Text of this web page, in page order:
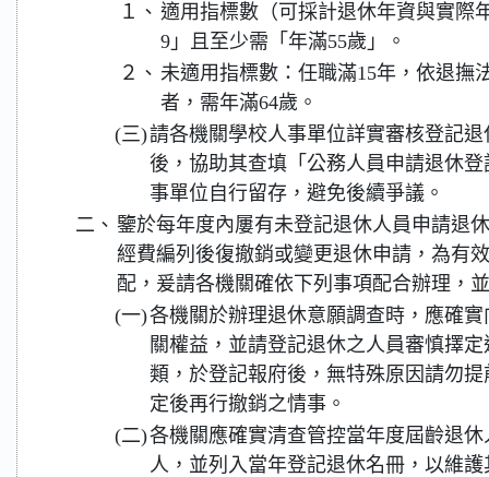
１、 適用指標數（可採計退休年資與實際
9」且至少需「年滿55歲」。
２、 未適用指標數：任職滿15年，依退撫
者，需年滿64歲。
(三)請各機關學校人事單位詳實審核登記
後，協助其查填「公務人員申請退休
事單位自行留存，避免後續爭議。
二、 鑒於每年度內屢有未登記退休人員申請退
經費編列後復撤銷或變更退休申請，為有
配，爰請各機關確依下列事項配合辦理，
(一)各機關於辦理退休意願調查時，應確
關權益，並請登記退休之人員審慎擇
類，於登記報府後，無特殊原因請勿
定後再行撤銷之情事。
(二)各機關應確實清查管控當年度屆齡退
人，並列入當年登記退休名冊，以維護